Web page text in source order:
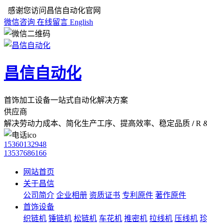
感谢您访问昌信自动化官网
微信咨询 在线留言 English
昌信自动化
首饰加工设备一站式自动化解决方案
供应商
解决劳动力成本、简化生产工序、提高效率、稳定品质 / R
15360132948
13537686166
网站首页
关于昌信
公司简介 企业相册 资质证书 专利原件 著作原件
首饰设备
织链机 锤链机 松链机 车花机 推密机 拉线机 压线机